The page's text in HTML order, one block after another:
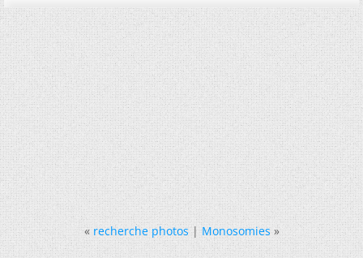
« recherche photos|Monosomies »